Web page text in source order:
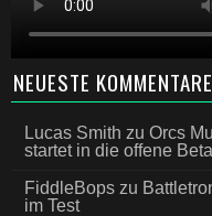
NEUESTE KOMMENTARE
Lucas Smith zu Orcs
startet in die offene Beta
FiddleBops zu
im Test